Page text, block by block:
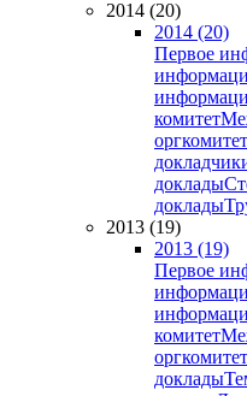
2014 (20)
2014 (20)
Первое
комитет
оргкомитет
доклады
доклады
2013 (19)
2013 (19)
Первое
комитет
оргкомитет
доклады